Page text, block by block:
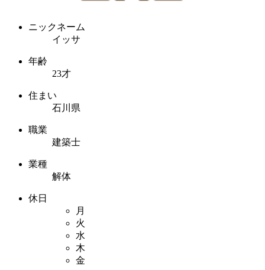
ニックネーム
イッサ
年齢
23才
住まい
石川県
職業
建築士
業種
解体
休日
月
火
水
木
金